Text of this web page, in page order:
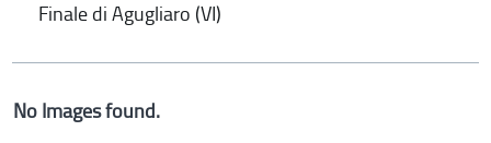
Finale di Agugliaro (VI)
No Images found.